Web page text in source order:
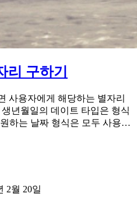
리 구하기
사용자에게 해당하는 별자리
년월일의 데이트 타입은 형식
하는 날짜 형식은 모두 사용…
2월 20일